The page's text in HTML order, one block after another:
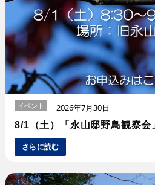
イベント 2026年7月30日
8/1（土）「永山邸野鳥観察会
さらに読む